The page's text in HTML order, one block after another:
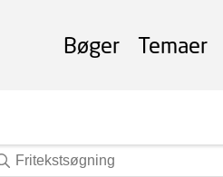
Bøger Temaer